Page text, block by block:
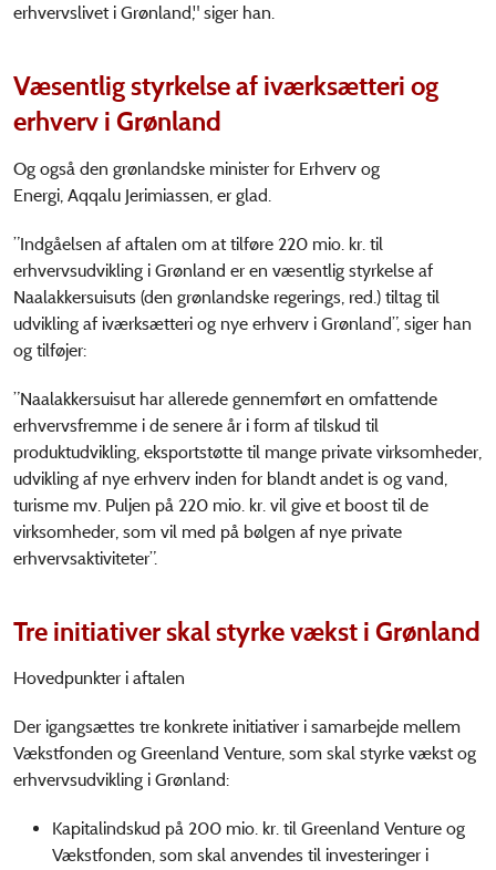
erhvervslivet i Grønland," siger han.
Væsentlig styrkelse af iværksætteri og
erhverv i Grønland
Og også den grønlandske minister for Erhverv og
Energi, Aqqalu Jerimiassen, er glad.
”Indgåelsen af aftalen om at tilføre 220 mio. kr. til
erhvervsudvikling i Grønland er en væsentlig styrkelse af
Naalakkersuisuts (den grønlandske regerings, red.) tiltag til
udvikling af iværksætteri og nye erhverv i Grønland”, siger han
og tilføjer:
”Naalakkersuisut har allerede gennemført en omfattende
erhvervsfremme i de senere år i form af tilskud til
produktudvikling, eksportstøtte til mange private virksomheder,
udvikling af nye erhverv inden for blandt andet is og vand,
turisme mv. Puljen på 220 mio. kr. vil give et boost til de
virksomheder, som vil med på bølgen af nye private
erhvervsaktiviteter”.
Tre initiativer skal styrke vækst i Grønland
Hovedpunkter i aftalen
Der igangsættes tre konkrete initiativer i samarbejde mellem
Vækstfonden og Greenland Venture, som skal styrke vækst og
erhvervsudvikling i Grønland:
Kapitalindskud på 200 mio. kr. til Greenland Venture og
Vækstfonden, som skal anvendes til investeringer i